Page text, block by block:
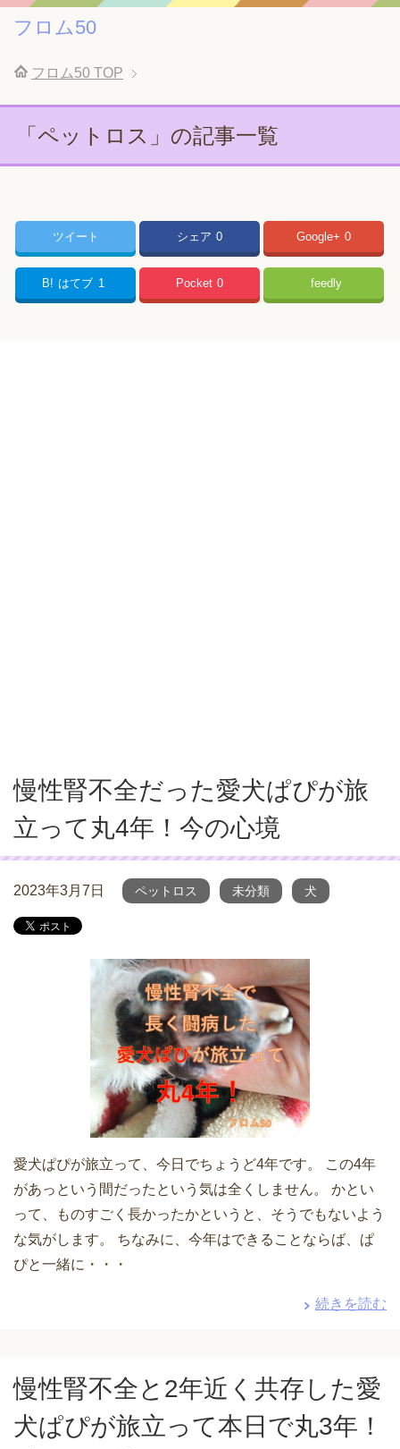
フロム50
フロム50 TOP
「ペットロス」の記事一覧
ツイート シェア 0 Google+ 0
B! はてブ 1 Pocket 0 feedly
慢性腎不全だった愛犬ぱぴが旅
立って丸4年！今の心境
2023年3月7日 ペットロス 未分類 犬
愛犬ぱぴが旅立って、今日でちょうど4年です。 この4年
があっという間だったという気は全くしません。 かとい
って、ものすごく長かったかというと、そうでもないよう
な気がします。 ちなみに、今年はできることならば、ぱ
ぴと一緒に・・・
続きを読む
慢性腎不全と2年近く共存した愛
犬ぱぴが旅立って本日で丸3年！